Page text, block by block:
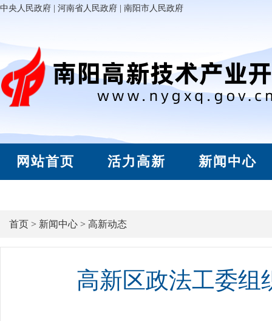
中央人民政府 河南省人民政府 南阳市人民政府
网站首页 活力高新 新闻中心
首页 > 新闻中心 > 高新动态
高新区政法工委组